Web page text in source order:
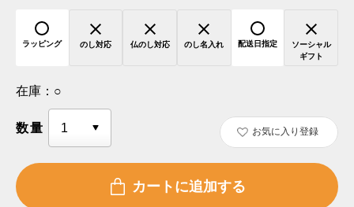
ラッピング のし対応 仏のし対応 のし名入れ 配送日指定
ソーシャル
ギフト
在庫： ○
数量 お気に入り登録